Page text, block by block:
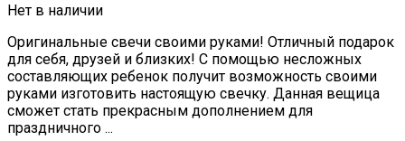
Нет в наличии
Оригинальные свечи своими руками! Отличный подарок
для себя, друзей и близких! С помощью несложных
составляющих ребенок получит возможность своими
руками изготовить настоящую свечку. Данная вещица
сможет стать прекрасным дополнением для
праздничного ...